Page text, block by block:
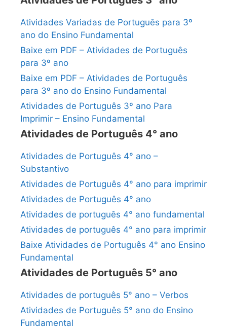
Atividades Variadas de Português para 3º
ano do Ensino Fundamental
Baixe em PDF – Atividades de Português
para 3º ano
Baixe em PDF – Atividades de Português
para 3º ano do Ensino Fundamental
Atividades de Português 3º ano Para
Imprimir – Ensino Fundamental
Atividades de Português 4° ano
Atividades de Português 4° ano –
Substantivo
Atividades de Português 4° ano para imprimir
Atividades de Português 4° ano
Atividades de português 4° ano fundamental
Atividades de português 4° ano para imprimir
Baixe Atividades de Português 4° ano Ensino
Fundamental
Atividades de Português 5° ano
Atividades de português 5° ano – Verbos
Atividades de Português 5° ano do Ensino
Fundamental